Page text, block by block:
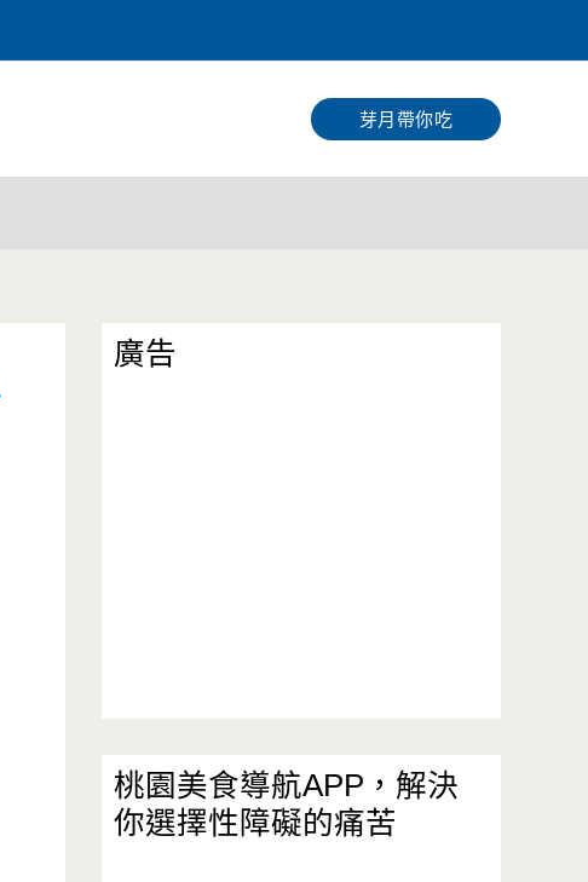
尋
芽月帶你吃
廣告
桃園美食導航APP，解決
你選擇性障礙的痛苦